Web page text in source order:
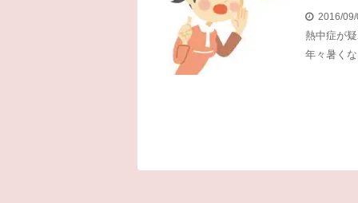
2016/
熱中症が
年々暑く